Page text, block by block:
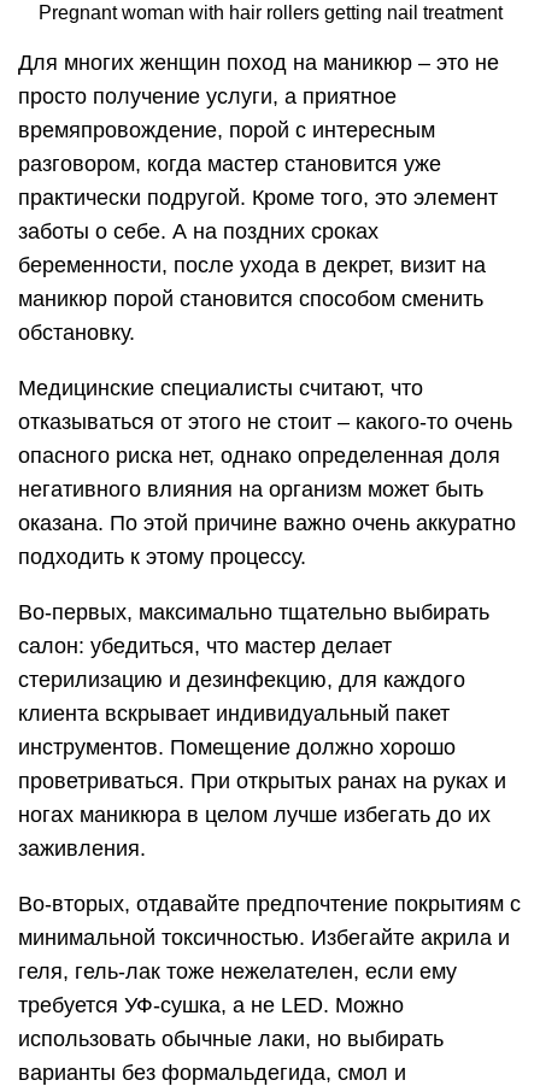
Pregnant woman with hair rollers getting nail treatment
Для многих женщин поход на маникюр – это не
просто получение услуги, а приятное
времяпровождение, порой с интересным
разговором, когда мастер становится уже
практически подругой. Кроме того, это элемент
заботы о себе. А на поздних сроках
беременности, после ухода в декрет, визит на
маникюр порой становится способом сменить
обстановку.
Медицинские специалисты считают, что
отказываться от этого не стоит – какого-то очень
опасного риска нет, однако определенная доля
негативного влияния на организм может быть
оказана. По этой причине важно очень аккуратно
подходить к этому процессу.
Во-первых, максимально тщательно выбирать
салон: убедиться, что мастер делает
стерилизацию и дезинфекцию, для каждого
клиента вскрывает индивидуальный пакет
инструментов. Помещение должно хорошо
проветриваться. При открытых ранах на руках и
ногах маникюра в целом лучше избегать до их
заживления.
Во-вторых, отдавайте предпочтение покрытиям с
минимальной токсичностью. Избегайте акрила и
геля, гель-лак тоже нежелателен, если ему
требуется УФ-сушка, а не LED. Можно
использовать обычные лаки, но выбирать
варианты без формальдегида, смол и